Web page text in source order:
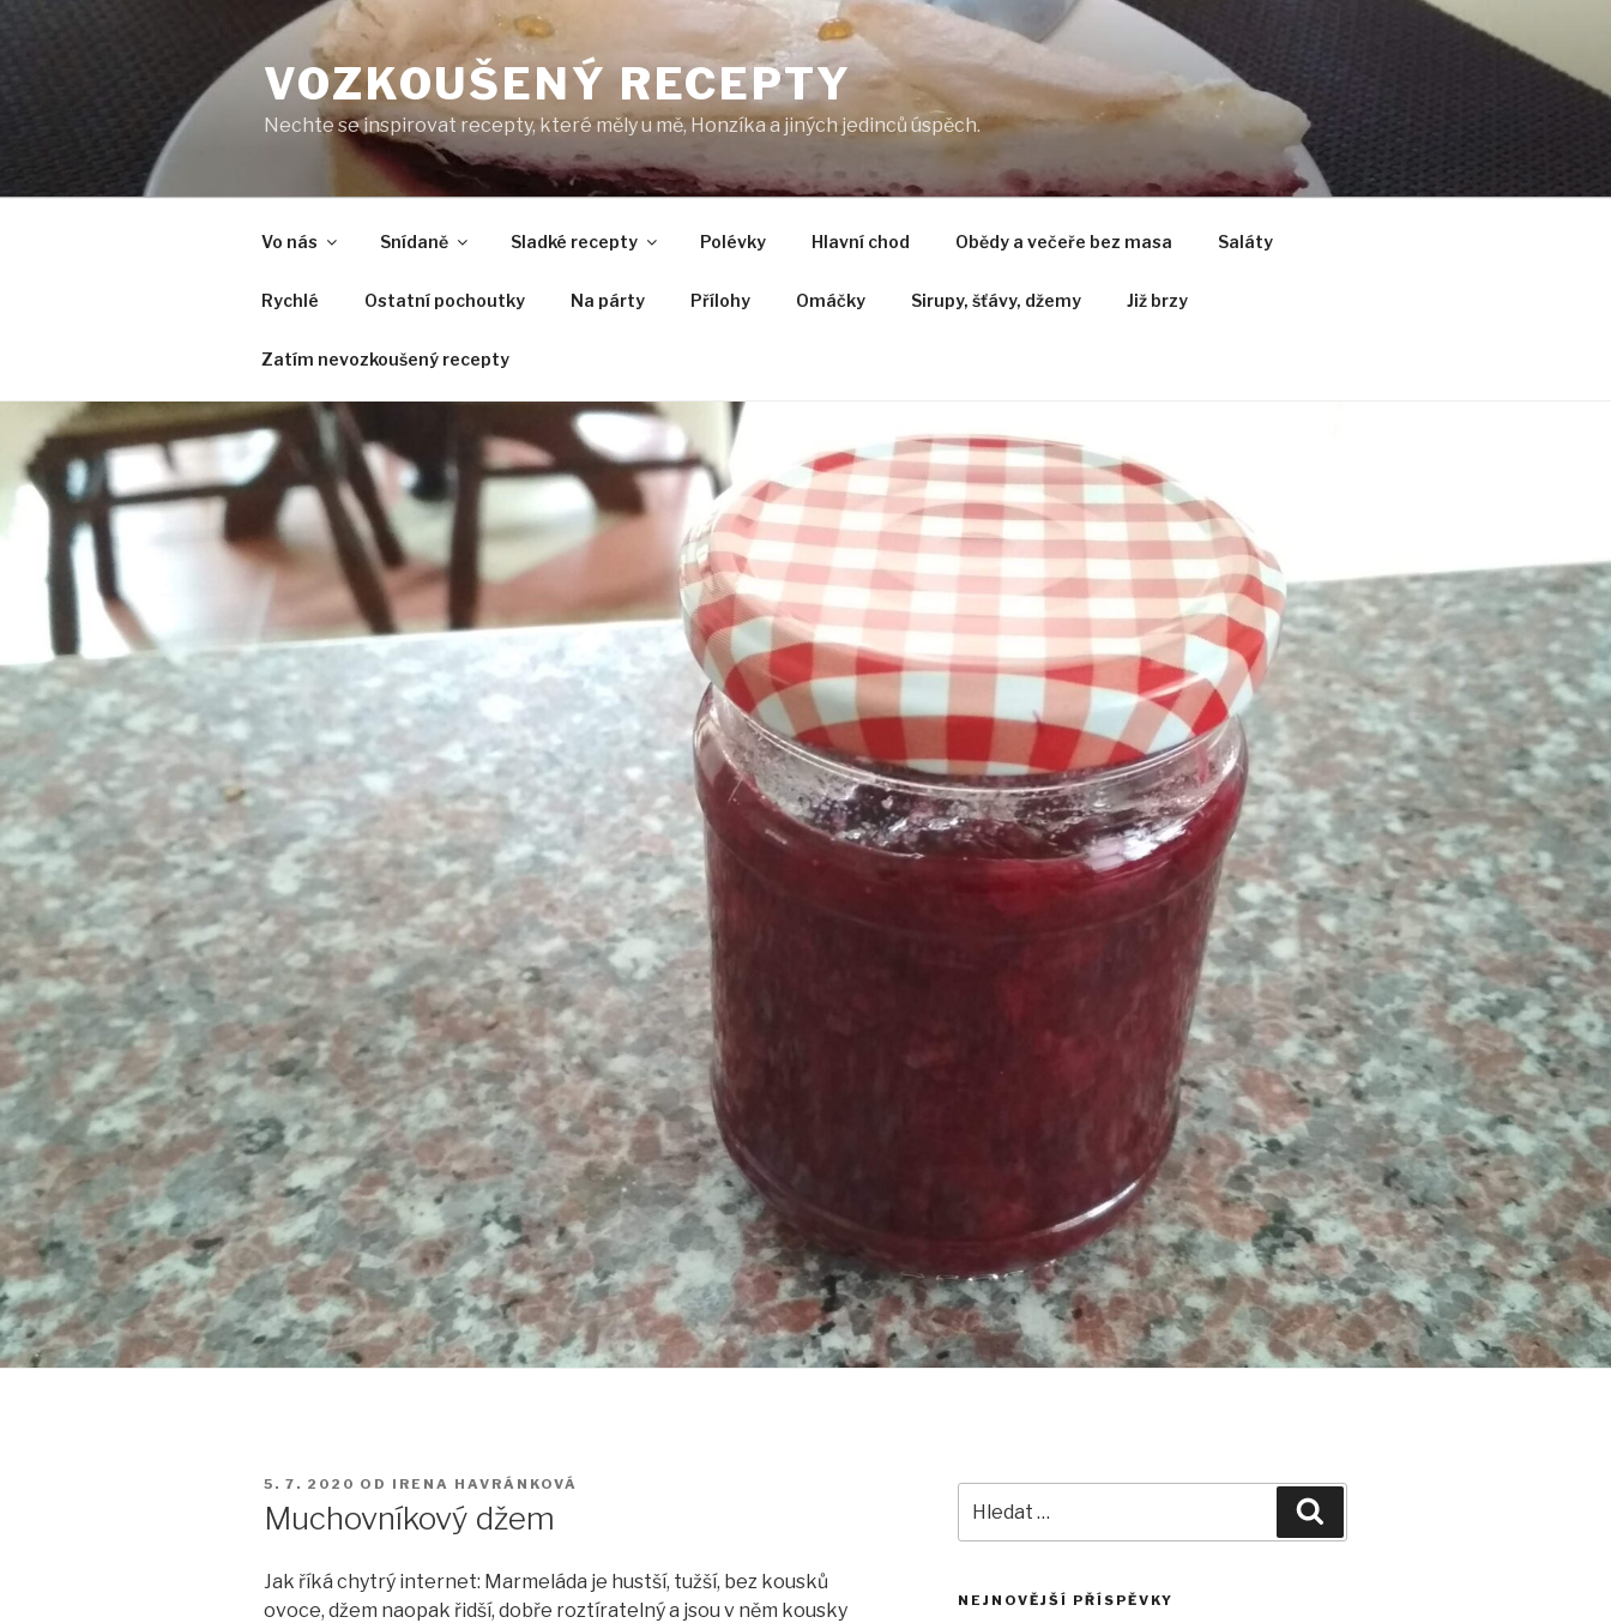
VOZKOUŠENÝ RECEPTY
Nechte se inspirovat recepty, které měly u mě, Honzíka a jiných jedinců úspěch.
Vo nás Snídaně Sladké recepty Polévky Hlavní chod Obědy a večeře bez masa Saláty
Rychlé Ostatní pochoutky Na párty Přílohy Omáčky Sirupy, šťávy, džemy Již brzy
Zatím nevozkoušený recepty
PUBLIKOVÁNO
5. 7. 2020 OD IRENA HAVRÁNKOVÁ
Muchovníkový džem
Jak říká chytrý internet: Marmeláda je hustší, tužší, bez kousků
ovoce, džem naopak řidší, dobře roztíratelný a jsou v něm kousky
NEJNOVĚJŠÍ PŘÍSPĚVKY